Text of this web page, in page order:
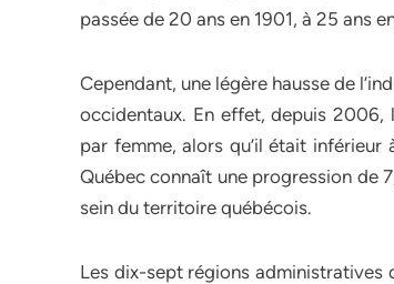
passée de 20 ans en 1901, à 25 ans
Cependant, une légère hausse de
occidentaux. En effet, depuis 2006,
par femme, alors qu’il était
Québec connaît une progression de
sein du territoire québécois.
Les dix-sept régions